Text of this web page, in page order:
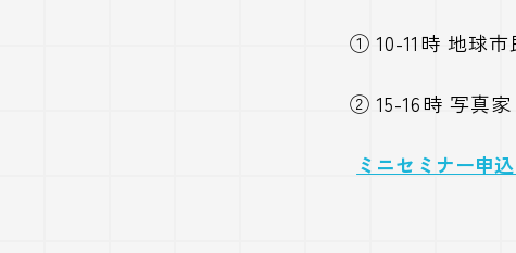
① 10-11時 地球市
② 15-16時 写真家
ミニセミナー申